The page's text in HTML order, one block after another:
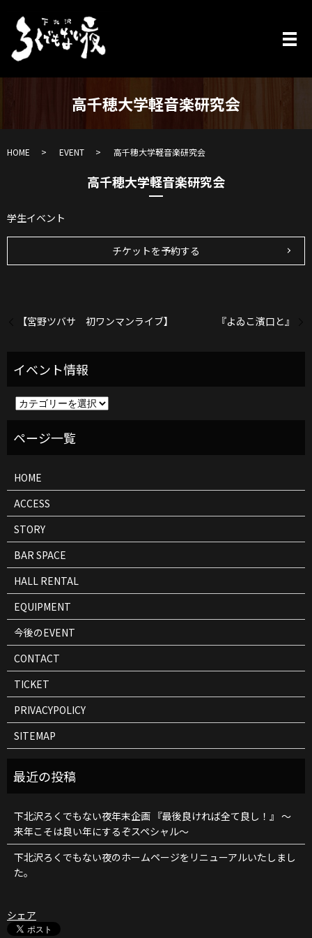
高千穂大学軽音楽研究会
HOME EVENT 高千穂大学軽音楽研究会
高千穂大学軽音楽研究会
学生イベント
チケットを予約する
【宮野ツバサ 初ワンマンライブ】 『よゐこ濱口と』
ト
HOME
ACCESS
STORY
BAR SPACE
HALL RENTAL
EQUIPMENT
今後のEVENT
CONTACT
TICKET
PRIVACYPOLICY
SITEMAP
下北沢ろくでもない夜年末企画 『最後良ければ全て良し！』 ～
来年こそは良い年にするぞスペシャル～
下北沢ろくでもない夜のホームページをリニューアルいたしまし
た。
シェア